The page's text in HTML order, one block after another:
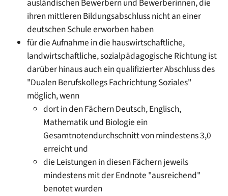
ausländischen Bewerbern und Bewerberinnen, die
ihren mittleren Bildungsabschluss nicht an einer
deutschen Schule erworben haben
für die Aufnahme in die hauswirtschaftliche,
landwirtschaftliche, sozialpädagogische Richtung ist
darüber hinaus auch ein qualifizierter Abschluss des
"Dualen Berufskollegs Fachrichtung Soziales"
möglich, wenn
dort in den Fächern Deutsch, Englisch,
Mathematik und Biologie ein
Gesamtnotendurchschnitt von mindestens 3,0
erreicht und
die Leistungen in diesen Fächern jeweils
mindestens mit der Endnote "ausreichend"
benotet wurden